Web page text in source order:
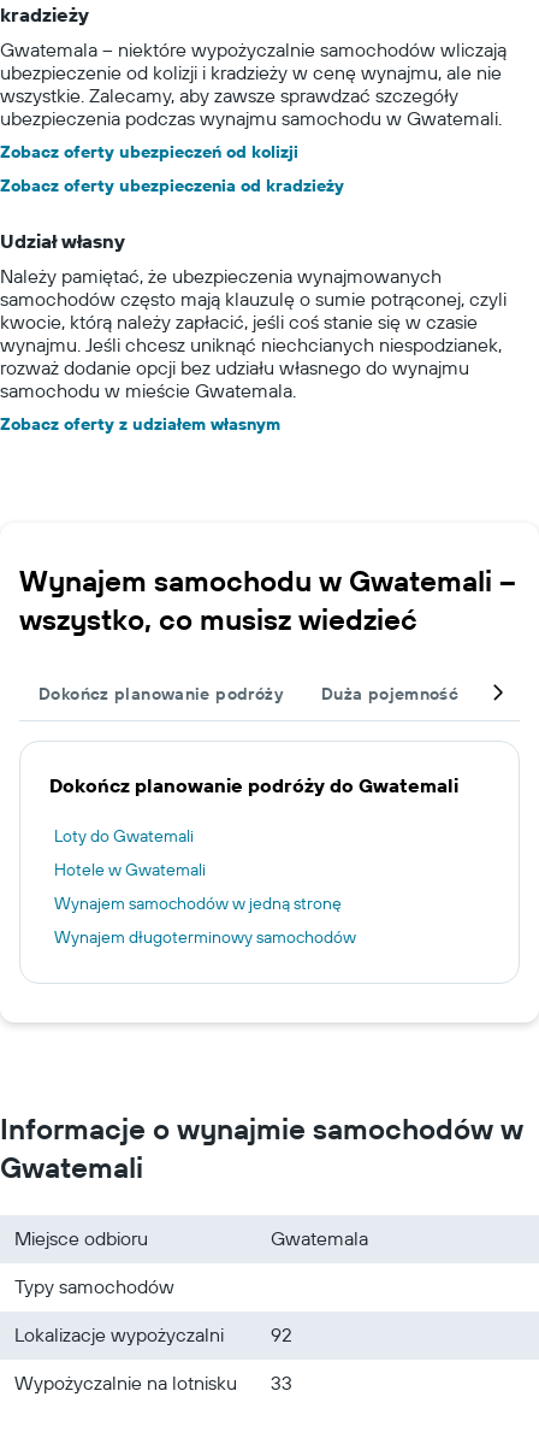
kradzieży
Gwatemala – niektóre wypożyczalnie samochodów wliczają
ubezpieczenie od kolizji i kradzieży w cenę wynajmu, ale nie
wszystkie. Zalecamy, aby zawsze sprawdzać szczegóły
ubezpieczenia podczas wynajmu samochodu w Gwatemali.
Zobacz oferty ubezpieczeń od kolizji
Zobacz oferty ubezpieczenia od kradzieży
Udział własny
Należy pamiętać, że ubezpieczenia wynajmowanych
samochodów często mają klauzulę o sumie potrąconej, czyli
kwocie, którą należy zapłacić, jeśli coś stanie się w czasie
wynajmu. Jeśli chcesz uniknąć niechcianych niespodzianek,
rozważ dodanie opcji bez udziału własnego do wynajmu
samochodu w mieście Gwatemala.
Zobacz oferty z udziałem własnym
Wynajem samochodu w Gwatemali –
wszystko, co musisz wiedzieć
Dokończ planowanie podróży Duża pojemność
Dokończ planowanie podróży do Gwatemali
Loty do Gwatemali
Hotele w Gwatemali
Wynajem samochodów w jedną stronę
Wynajem długoterminowy samochodów
Informacje o wynajmie samochodów w
Gwatemali
Miejsce odbioru
Gwatemala
Typy samochodów
Lokalizacje wypożyczalni
92
Wypożyczalnie na lotnisku
33